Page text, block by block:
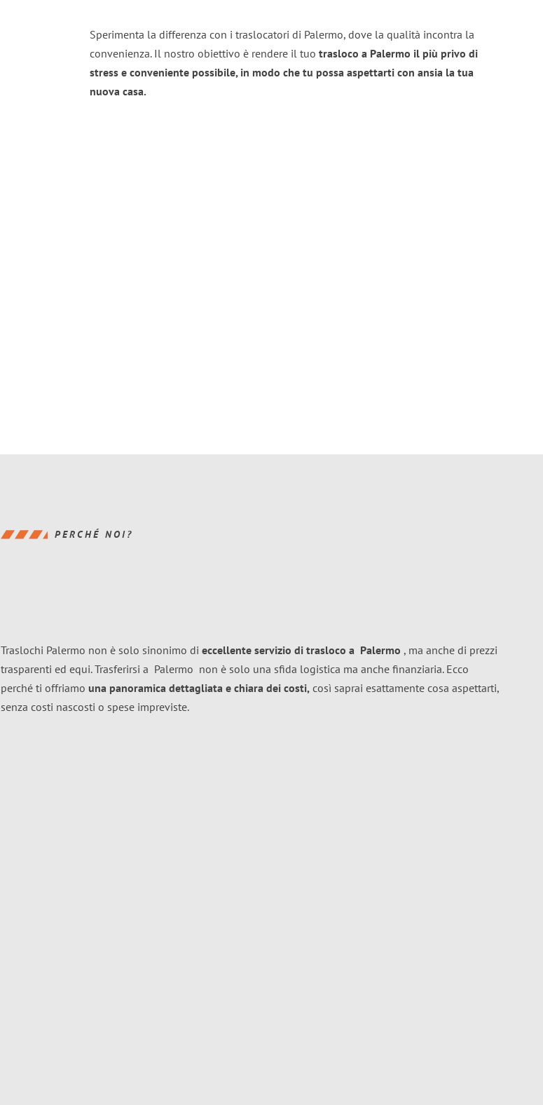
Sperimenta la differenza con i traslocatori di Palermo, dove la qualità incontra la
convenienza. Il nostro obiettivo è rendere il tuo trasloco a Palermo il più privo di
stress e conveniente possibile, in modo che tu possa aspettarti con ansia la tua
nuova casa.
PERCHÉ NOI?
Traslochi Palermo non è solo sinonimo di eccellente servizio di trasloco a Palermo , ma anche di prezzi
trasparenti ed equi. Trasferirsi a Palermo non è solo una sfida logistica ma anche finanziaria. Ecco
perché ti offriamo una panoramica dettagliata e chiara dei costi, così saprai esattamente cosa aspettarti,
senza costi nascosti o spese impreviste.